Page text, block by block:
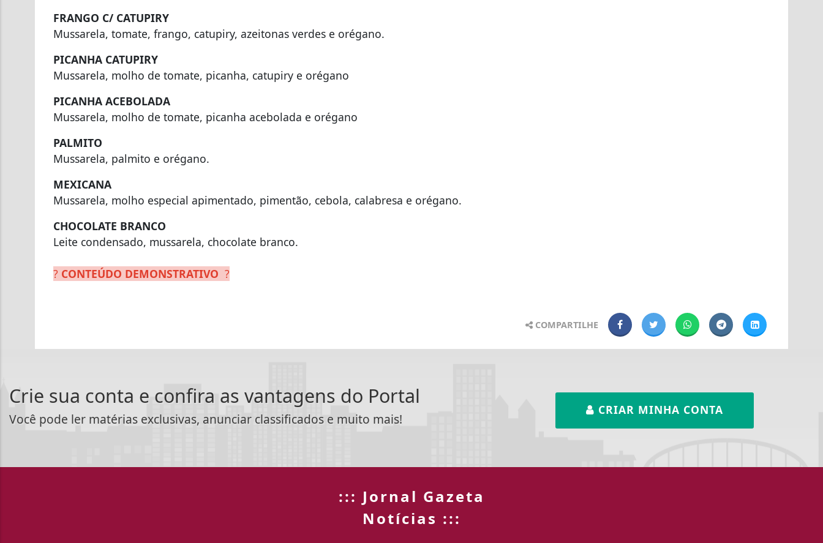
FRANGO C/ CATUPIRY
Mussarela, tomate, frango, catupiry, azeitonas verdes e orégano.
PICANHA CATUPIRY
Mussarela, molho de tomate, picanha, catupiry e orégano
PICANHA ACEBOLADA
Mussarela, molho de tomate, picanha acebolada e orégano
PALMITO
Mussarela, palmito e orégano.
MEXICANA
Mussarela, molho especial apimentado, pimentão, cebola, calabresa e orégano.
CHOCOLATE BRANCO
Leite condensado, mussarela, chocolate branco.
? CONTEÚDO DEMONSTRATIVO ?
COMPARTILHE
Crie sua conta e confira as vantagens do Portal
Você pode ler matérias exclusivas, anunciar classificados e muito mais!
CRIAR MINHA CONTA
::: Jornal Gazeta
Notícias :::